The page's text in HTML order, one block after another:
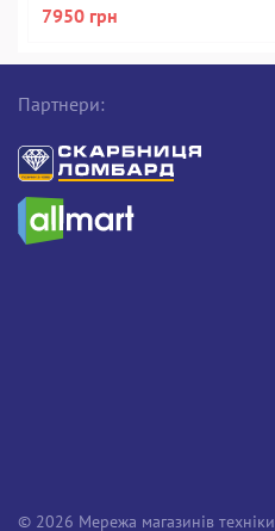
7950 грн
Партнери:
© 2026 Мережа магазинів техніки